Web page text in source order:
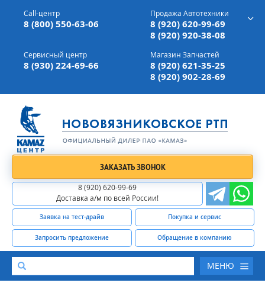
г. Вязники,ул. Механизаторов, д 90
Доставка а/м,по всей России
Call-центр
8 (800) 550-63-06
Продажа Автотехники
8 (920) 620-99-69
8 (920) 920-38-08
Сервисный центр
8 (930) 224-69-66
Магазин Запчастей
8 (920) 621-35-25
8 (920) 902-28-69
ЗАКАЗАТЬ ЗВОНОК
8 (920) 620-99-69
Доставка а/м по всей России!
Заявка на тест-драйв Покупка и сервис
Запросить предложение Обращение в компанию
МЕНЮ